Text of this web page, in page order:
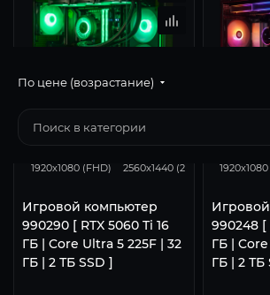
По цене (возрастание)
1920x1080 (FHD) 2560x1440 (2K) 3840x2160
Игровой компьютер
990290 [ RTX 5060 Ti 16
ГБ | Core Ultra 5 225F | 32
ГБ | 2 ТБ SSD ]
990248 [
ГБ |
ГБ | 2 ТБ